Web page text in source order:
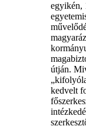
egyikén,
útján.
kedvelt